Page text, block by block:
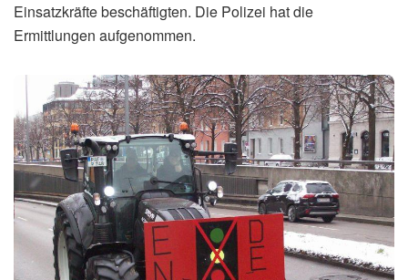
Einsatzkräfte beschäftigten. Die Polizei hat die
Ermittlungen aufgenommen.